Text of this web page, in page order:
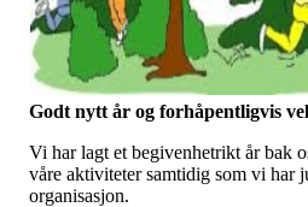
Godt nytt år og forhåpentligvis
Vi har lagt et begivenhetrikt år bak
våre aktiviteter samtidig som vi har
organisasjon.